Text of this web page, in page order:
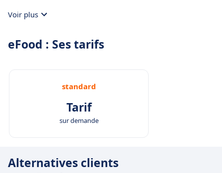
Voir plus
eFood : Ses tarifs
standard
Tarif
sur demande
Alternatives clients